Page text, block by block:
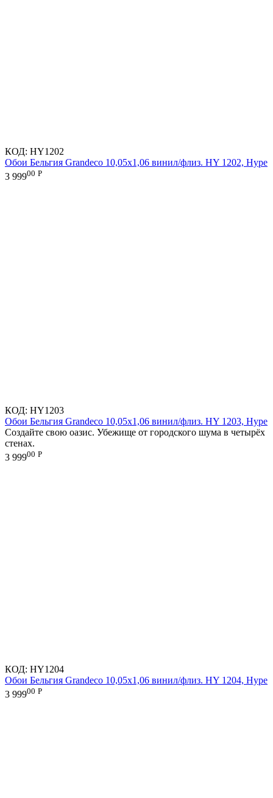
КОД: HY1202
Обои Бельгия Grandeco 10,05х1,06 винил/флиз. HY 1202, Hype
3 99900 Р
КОД: HY1203
Обои Бельгия Grandeco 10,05х1,06 винил/флиз. HY 1203, Hype
Создайте свою оазис. Убежище от городского шума в четырёх
стенах.
3 99900 Р
КОД: HY1204
Обои Бельгия Grandeco 10,05х1,06 винил/флиз. HY 1204, Hype
3 99900 Р